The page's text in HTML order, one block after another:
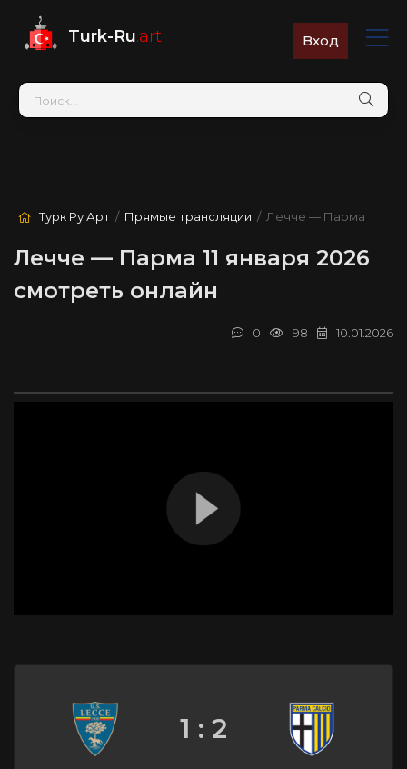
Turk-Ru.art Вход
Турк Ру Арт / Прямые трансляции / Лечче — Парма
Лечче — Парма 11 января 2026
смотреть онлайн
10.01.2026
98
0
1 : 2